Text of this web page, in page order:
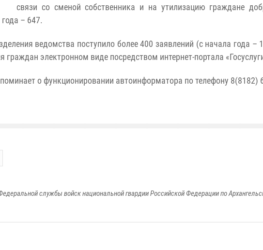
связи со сменой собственника и на утилизацию граждане
– 647.
ведомства поступило более 400 заявлений (с начала года –
граждан электронном виде посредством интернет-портала
о функционировании автоинформатора по телефону 8(8182)
службы войск национальной гвардии Российской Федерации по